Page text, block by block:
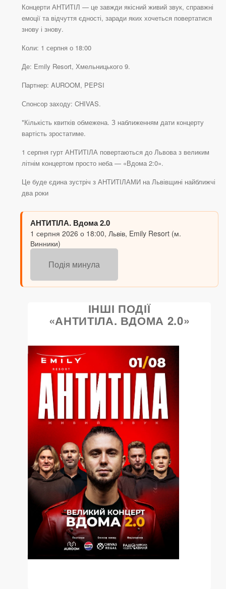
Концерти АНТИТІЛ — це завжди якісний живий звук, справжні
емоції та відчуття єдності, заради яких хочеться повертатися
знову і знову.
Коли: 1 серпня о 18:00
Де: Emily Resort, Хмельницького 9.
Партнер: AUROOM, PEPSI
Спонсор заходу: CHIVAS.
*Кількість квитків обмежена. З наближенням дати концерту
вартість зростатиме.
1 серпня гурт АНТИТІЛА повертаються до Львова з великим
літнім концертом просто неба — «Вдома 2:0».
Це буде єдина зустріч з АНТИТІЛАМИ на Львівщині найближчі
два роки
АНТИТІЛА. Вдома 2.0
1 серпня 2026 о 18:00, Львів, Emily Resort (м.
Винники)
Подія минула
ІНШІ ПОДІЇ
«АНТИТІЛА. ВДОМА 2.0»